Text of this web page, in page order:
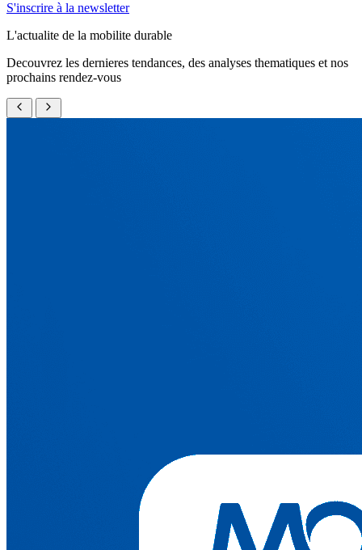
S'inscrire à la newsletter
L'actualite de la mobilite durable
Decouvrez les dernieres tendances, des analyses thematiques et nos
prochains rendez-vous